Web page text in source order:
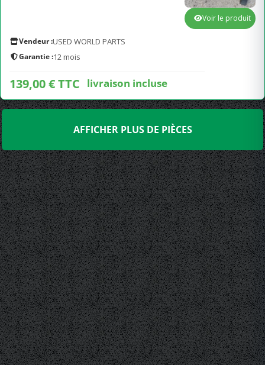
Vendeur :USED WORLD PARTS
Garantie :12 mois
139,00 € TTC livraison incluse
Voir le produit
AFFICHER PLUS DE PIÈCES